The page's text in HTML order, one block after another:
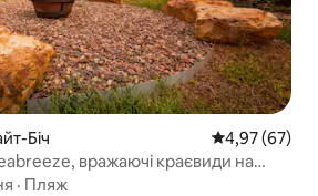
Біч Середня
4,97 (67)
вражаючі краєвиди на
· Пляж